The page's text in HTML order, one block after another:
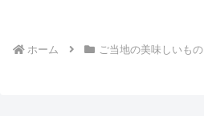
ホーム ご当地の美味しいもの